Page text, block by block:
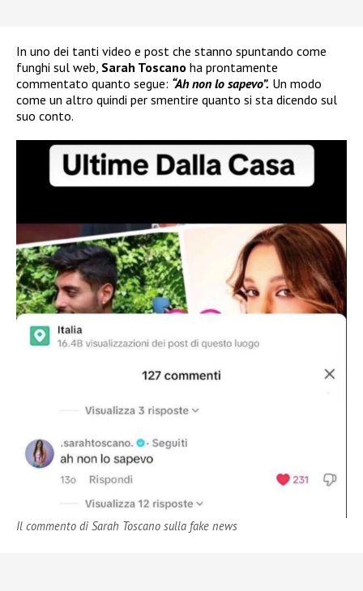
In uno dei tanti video e post che stanno spuntando come
funghi sul web, Sarah Toscano ha prontamente
commentato quanto segue: “Ah non lo sapevo”. Un modo
come un altro quindi per smentire quanto si sta dicendo sul
suo conto.
Il commento di Sarah Toscano sulla fake news